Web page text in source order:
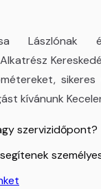
kívánunk
szervizidőpont?